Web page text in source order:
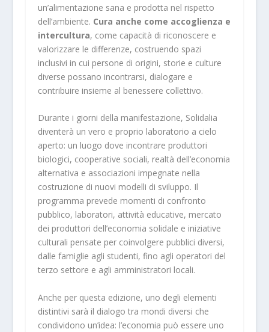
un’alimentazione sana e prodotta nel rispetto
dell’ambiente. Cura anche come accoglienza e
intercultura, come capacità di riconoscere e
valorizzare le differenze, costruendo spazi
inclusivi in cui persone di origini, storie e culture
diverse possano incontrarsi, dialogare e
contribuire insieme al benessere collettivo.
Durante i giorni della manifestazione, Solidalia
diventerà un vero e proprio laboratorio a cielo
aperto: un luogo dove incontrare produttori
biologici, cooperative sociali, realtà dell’economia
alternativa e associazioni impegnate nella
costruzione di nuovi modelli di sviluppo. Il
programma prevede momenti di confronto
pubblico, laboratori, attività educative, mercato
dei produttori dell’economia solidale e iniziative
culturali pensate per coinvolgere pubblici diversi,
dalle famiglie agli studenti, fino agli operatori del
terzo settore e agli amministratori locali.
Anche per questa edizione, uno degli elementi
distintivi sarà il dialogo tra mondi diversi che
condividono un’idea: l’economia può essere uno